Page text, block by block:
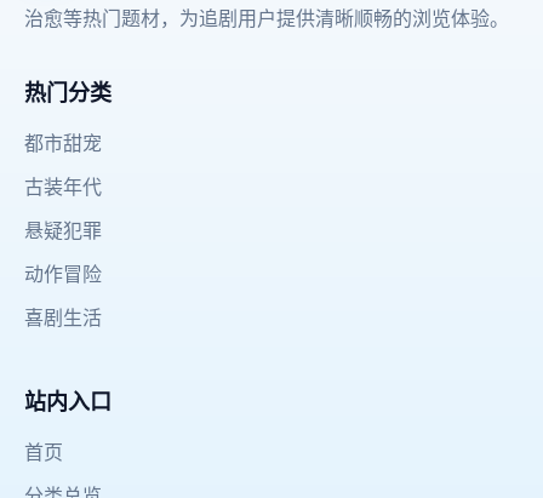
治愈等热门题材，为追剧用户提供清晰顺畅的浏览体验。
热门分类
都市甜宠
古装年代
悬疑犯罪
动作冒险
喜剧生活
站内入口
首页